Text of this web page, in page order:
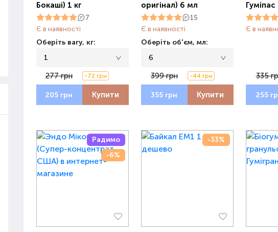
Бокаші) 1 кг
7
Є в наявності
Оберіть вагу, кг:
1
277 грн -72 грн
205 грн Купити
оригінал) 6 мл
15
Є в наявності
Оберіть об'єм, мл:
6
399 грн -44 грн
355 грн Купити
Гуміпас
Є в
335
255
Радимо
-6%
-33%